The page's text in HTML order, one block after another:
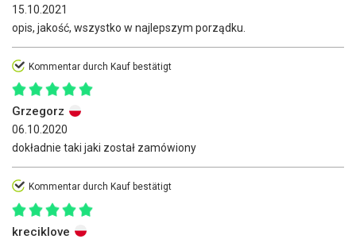
15.10.2021
opis, jakość, wszystko w najlepszym porządku.
Kommentar durch Kauf bestätigt
Grzegorz
06.10.2020
dokładnie taki jaki został zamówiony
Kommentar durch Kauf bestätigt
kreciklove